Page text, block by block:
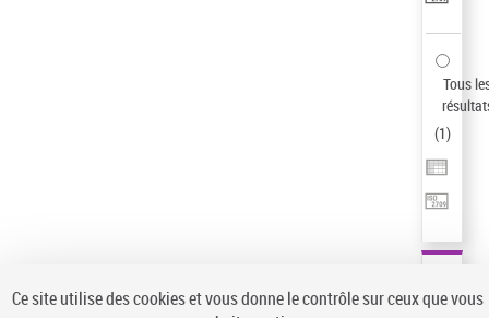
Tous
(1)
Ce site utilise des cookies et vous donne le contrôle sur ceux que vous